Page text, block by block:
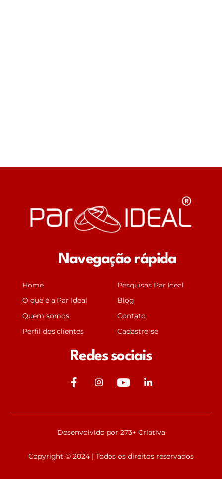
Navegação rápida
Home
O que é a Par Ideal
Quem somos
Perfil dos clientes
Pesquisas Par Ideal
Blog
Contato
Cadastre-se
Redes sociais
J
f
c
J
i
s
Y
u
e
J
l
n
Desenvolvido por 273+ Criativa
Copyright © 2024 | Todos os direitos reservados